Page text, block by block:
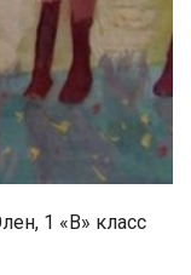
1 «В» класс